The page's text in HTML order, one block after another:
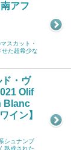
アフ
スカット・
た超希少な
・ヴ
Olif
Blanc
イン】
シュナンブ
熟成された